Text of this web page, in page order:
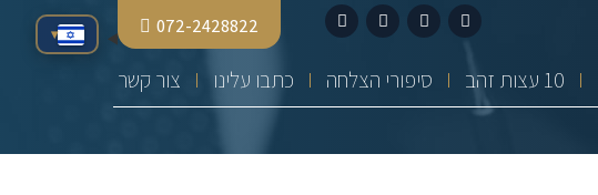
072-2428822
10 עצות זהב סיפורי הצלחה כתבו עלינו צור קשר
▾